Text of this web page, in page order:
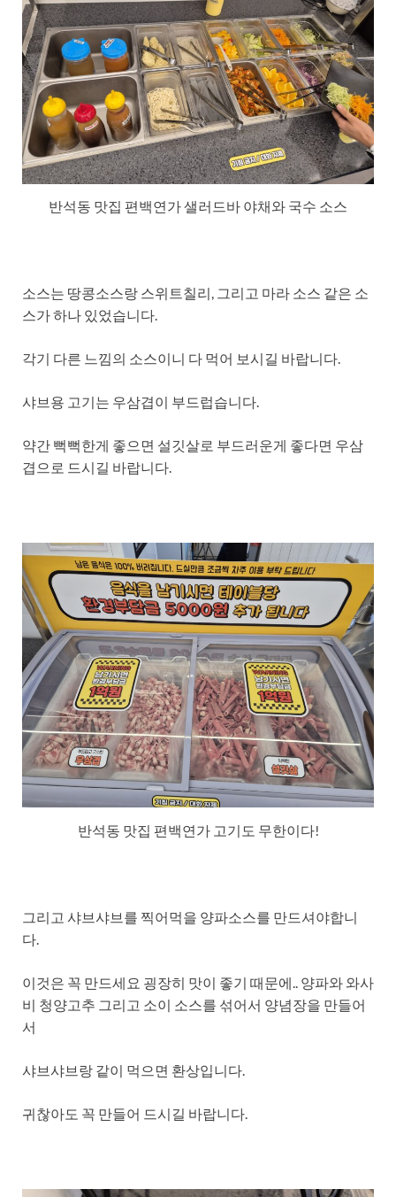
반석동 맛집 편백연가 샐러드바 야채와 국수 소스
소스는 땅콩소스랑 스위트칠리, 그리고 마라 소스 같은 소
스가 하나 있었습니다.
각기 다른 느낌의 소스이니 다 먹어 보시길 바랍니다.
샤브용 고기는 우삼겹이 부드럽습니다.
약간 뻑뻑한게 좋으면 설깃살로 부드러운게 좋다면 우삼
겹으로 드시길 바랍니다.
반석동 맛집 편백연가 고기도 무한이다!
그리고 샤브샤브를 찍어먹을 양파소스를 만드셔야합니
다.
이것은 꼭 만드세요 굉장히 맛이 좋기 때문에.. 양파와 와사
비 청양고추 그리고 소이 소스를 섞어서 양념장을 만들어
서
샤브샤브랑 같이 먹으면 환상입니다.
귀찮아도 꼭 만들어 드시길 바랍니다.